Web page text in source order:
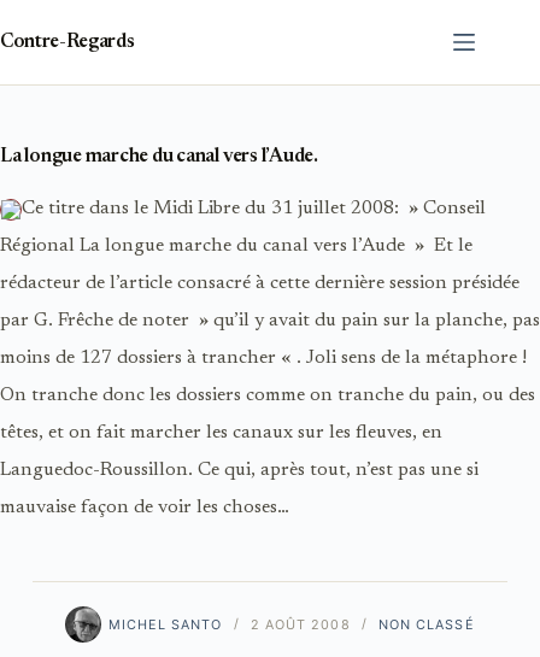
contenu
Contre-Regards
La longue marche du canal vers l’Aude.
Ce titre dans le Midi Libre du 31 juillet 2008: » Conseil
Régional La longue marche du canal vers l’Aude » Et le
rédacteur de l’article consacré à cette dernière session présidée
par G. Frêche de noter » qu’il y avait du pain sur la planche, pas
moins de 127 dossiers à trancher « . Joli sens de la métaphore !
On tranche donc les dossiers comme on tranche du pain, ou des
têtes, et on fait marcher les canaux sur les fleuves, en
Languedoc-Roussillon. Ce qui, après tout, n’est pas une si
mauvaise façon de voir les choses…
MICHEL SANTO 2 AOÛT 2008 NON CLASSÉ